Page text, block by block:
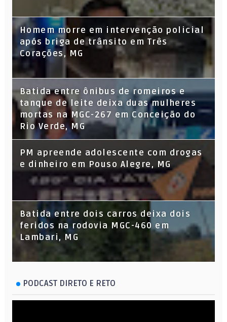
Homem morre em intervenção policial
após briga de trânsito em Três
Corações, MG
Batida entre ônibus de romeiros e
tanque de leite deixa duas mulheres
mortas na MGC-267 em Conceição do
Rio Verde, MG
PM apreende adolescente com drogas
e dinheiro em Pouso Alegre, MG
Batida entre dois carros deixa dois
feridos na rodovia MGC-460 em
Lambari, MG
PODCAST DIRETO E RETO